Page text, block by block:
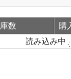
数
購
読み込み中